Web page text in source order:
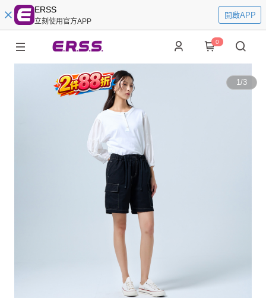
ERSS
立刻使用官方APP
開啟APP
0
1/3